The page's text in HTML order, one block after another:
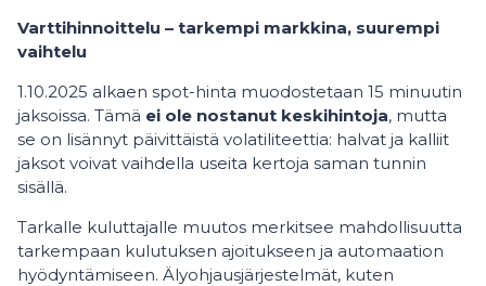
Varttihinnoittelu – tarkempi markkina, suurempi
vaihtelu
1.10.2025 alkaen spot-hinta muodostetaan 15 minuutin
jaksoissa. Tämä ei ole nostanut keskihintoja, mutta
se on lisännyt päivittäistä volatiliteettia: halvat ja kalliit
jaksot voivat vaihdella useita kertoja saman tunnin
sisällä.
Tarkalle kuluttajalle muutos merkitsee mahdollisuutta
tarkempaan kulutuksen ajoitukseen ja automaation
hyödyntämiseen. Älyohjausjärjestelmät, kuten